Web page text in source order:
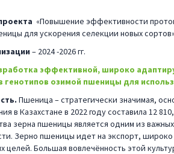
«Повышение эффективности
для ускорения селекции новых сортов»
– 2024 -2026 гг.
эффективной, широко
генотипов озимой пшеницы для
Пшеница – стратегически значимая,
в Казахстане в 2022 году составила 12
зерна пшеницы является одним из
Зерно пшеницы идет на экспорт,
целей. Большая вовлечённость этой